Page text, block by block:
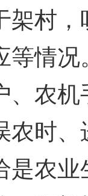
村
等情
、农
农时
农